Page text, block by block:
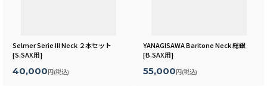
Selmer Serie III Neck ２本セット
[S.SAX用]
40,000 円 (税込)
YANAGISAWA Baritone Neck 総銀
[B.SAX用]
55,000 円 (税込)